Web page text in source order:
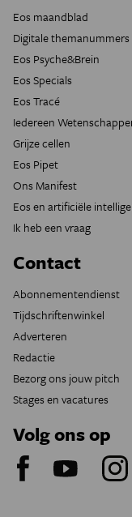
Eos maandblad
Digitale themanummers
Eos Psyche&Brein
Eos Specials
Eos Tracé
Iedereen
Grijze cellen
Eos Pipet
Ons Manifest
Eos en artificiële
Ik heb een vraag
Contact
Abonnementendienst
Tijdschriftenwinkel
Adverteren
Redactie
Bezorg ons jouw pitch
Stages en vacatures
Volg ons op